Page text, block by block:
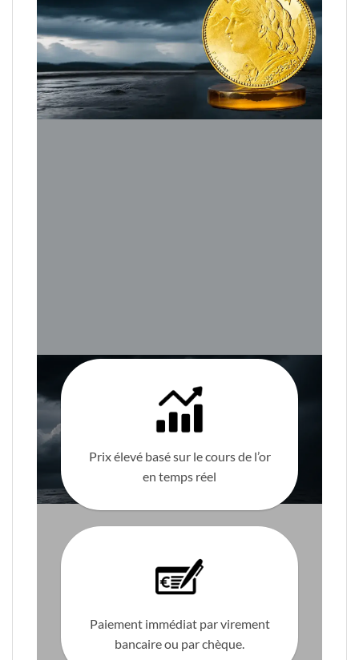
Prix élevé basé sur le cours de l’or
en temps réel
Paiement immédiat par virement
bancaire ou par chèque.